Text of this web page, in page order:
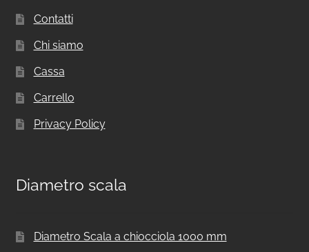
Contatti
Chi siamo
Cassa
Carrello
Privacy Policy
Diametro scala
Diametro Scala a chiocciola 1000 mm